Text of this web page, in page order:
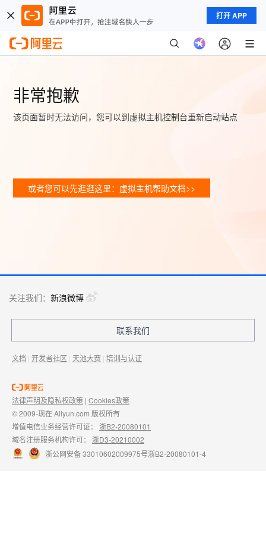
打开 APP
非常抱歉
该页面暂时无法访问，您可以到虚拟主机控制台重新启动站点
或者您可以先逛逛这里：虚拟主机帮助文档>>